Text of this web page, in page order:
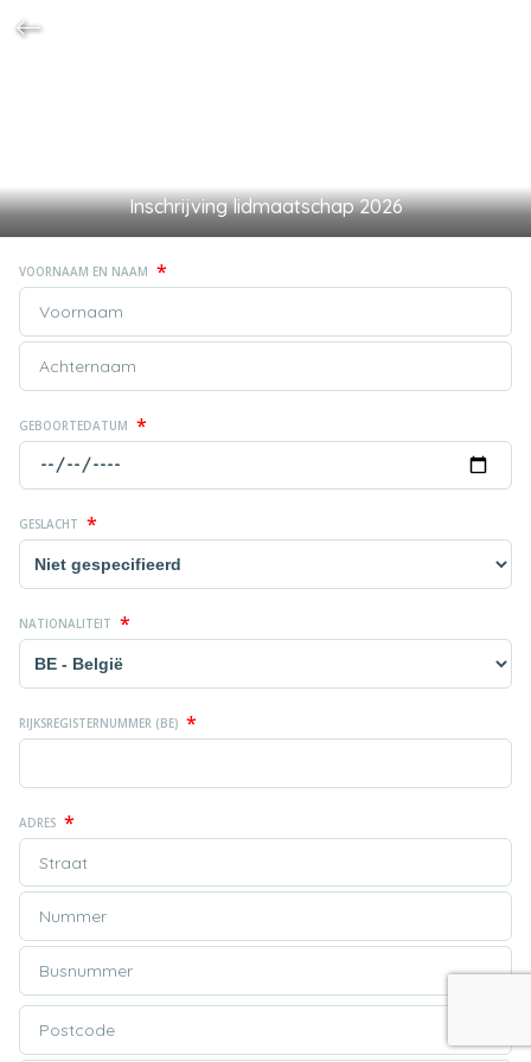
Inschrijving lidmaatschap 2026
VOORNAAM EN NAAM *
GEBOORTEDATUM *
GESLACHT *
NATIONALITEIT *
RIJKSREGISTERNUMMER (BE) *
ADRES *